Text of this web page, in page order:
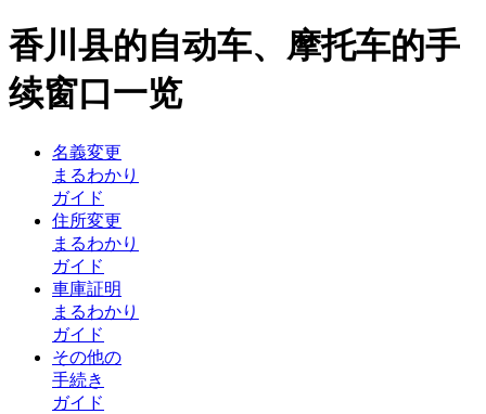
香川县的自动车、摩托车的手
续窗口一览
名義変更
まるわかり
ガイド
住所変更
まるわかり
ガイド
車庫証明
まるわかり
ガイド
その他の
手続き
ガイド